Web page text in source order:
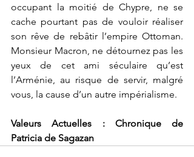
occupant la moitié de Chypre, ne se
cache pourtant pas de vouloir réaliser
son rêve de rebâtir l’empire Ottoman.
Monsieur Macron, ne détournez pas les
yeux de cet ami séculaire qu’est
l’Arménie, au risque de servir, malgré
vous, la cause d’un autre impérialisme.
Valeurs Actuelles : Chronique de
Patricia de Sagazan